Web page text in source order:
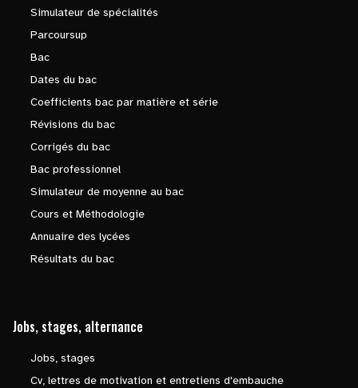
Simulateur de spécialités
Parcoursup
Bac
Dates du bac
Coefficients bac par matière et série
Révisions du bac
Corrigés du bac
Bac professionnel
Simulateur de moyenne au bac
Cours et Méthodologie
Annuaire des lycées
Résultats du bac
Jobs, stages, alternance
Jobs, stages
Cv, lettres de motivation et entretiens d'embauche